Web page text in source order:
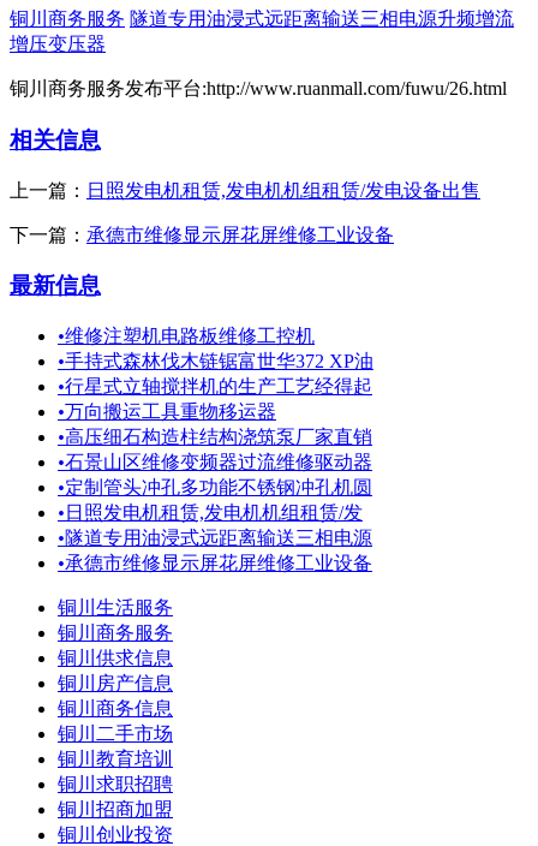
铜川商务服务 隧道专用油浸式远距离输送三相电源升频增流
增压变压器
铜川商务服务发布平台:http://www.ruanmall.com/fuwu/26.html
相关信息
上一篇： 日照发电机租赁,发电机机组租赁/发电设备出售
下一篇： 承德市维修显示屏花屏维修工业设备
最新信息
•维修注塑机电路板维修工控机
•手持式森林伐木链锯富世华372 XP油
•行星式立轴搅拌机的生产工艺经得起
•万向搬运工具重物移运器
•高压细石构造柱结构浇筑泵厂家直销
•石景山区维修变频器过流维修驱动器
•定制管头冲孔多功能不锈钢冲孔机圆
• 日照发电机租赁,发电机机组租赁/发
•隧道专用油浸式远距离输送三相电源
•承德市维修显示屏花屏维修工业设备
铜川生活服务
铜川商务服务
铜川供求信息
铜川房产信息
铜川商务信息
铜川二手市场
铜川教育培训
铜川求职招聘
铜川招商加盟
铜川创业投资